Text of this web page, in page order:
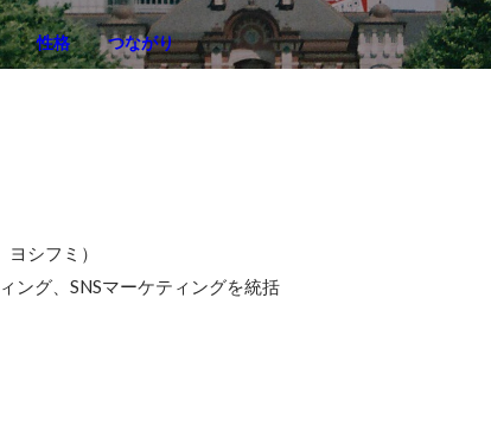
性格 つながり
シフミ）
ング、SNSマーケティングを統括